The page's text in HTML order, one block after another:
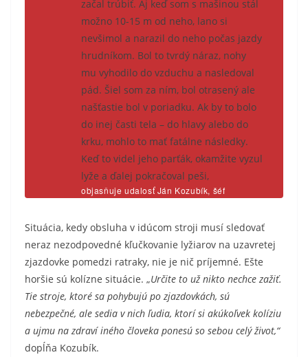
začal trúbiť. Aj keď som s mašinou stál
možno 10-15 m od neho, lano si
nevšimol a narazil do neho počas jazdy
hrudníkom. Bol to tvrdý náraz, nohy
mu vyhodilo do vzduchu a nasledoval
pád. Šiel som za ním, bol otrasený ale
našťastie bol v poriadku. Ak by to bolo
do inej časti tela – do hlavy alebo do
krku, mohlo to mať fatálne následky.
Keď to videl jeho parťák, okamžite vyzul
lyže a ďalej pokračoval peši,
objasňuje udalosť Ján Kozubík, šéf
lyžiarskych tratí v stredisku
Situácia, kedy obsluha v idúcom stroji musí sledovať
neraz nezodpovedné kľučkovanie lyžiarov na uzavretej
zjazdovke pomedzi ratraky, nie je nič príjemné. Ešte
horšie sú kolízne situácie. „Určite to už nikto nechce zažiť.
Tie stroje, ktoré sa pohybujú po zjazdovkách, sú
nebezpečné, ale sedia v nich ľudia, ktorí si akúkoľvek kolíziu
a ujmu na zdraví iného človeka ponesú so sebou celý život,“
dopĺňa Kozubík.